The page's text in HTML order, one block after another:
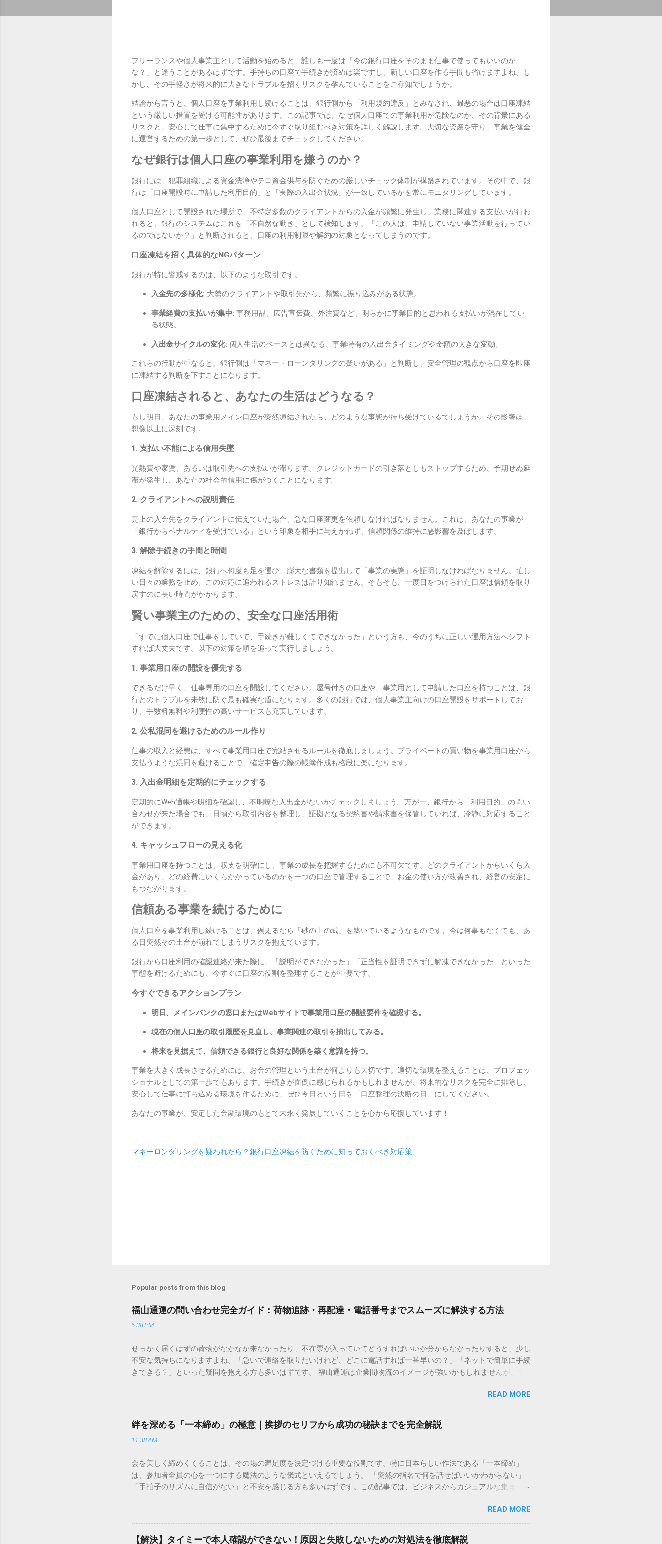
フリーランスや個人事業主として活動を始めると、誰しも一度は「今の銀行口座をそのまま仕事で使ってもいいのか
な？」と迷うことがあるはずです。手持ちの口座で手続きが済めば楽ですし、新しい口座を作る手間も省けますよね。し
かし、その手軽さが将来的に大きなトラブルを招くリスクを孕んでいることをご存知でしょうか。
結論から言うと、個人口座を事業利用し続けることは、銀行側から「利用規約違反」とみなされ、最悪の場合は口座凍結
という厳しい措置を受ける可能性があります。この記事では、なぜ個人口座での事業利用が危険なのか、その背景にある
リスクと、安心して仕事に集中するために今すぐ取り組むべき対策を詳しく解説します。大切な資産を守り、事業を健全
に運営するための第一歩として、ぜひ最後までチェックしてください。
なぜ銀行は個人口座の事業利用を嫌うのか？
銀行には、犯罪組織による資金洗浄やテロ資金供与を防ぐための厳しいチェック体制が構築されています。その中で、銀
行は「口座開設時に申請した利用目的」と「実際の入出金状況」が一致しているかを常にモニタリングしています。
個人口座として開設された場所で、不特定多数のクライアントからの入金が頻繁に発生し、業務に関連する支払いが行わ
れると、銀行のシステムはこれを「不自然な動き」として検知します。「この人は、申請していない事業活動を行ってい
るのではないか？」と判断されると、口座の利用制限や解約の対象となってしまうのです。
口座凍結を招く具体的なNGパターン
銀行が特に警戒するのは、以下のような取引です。
入金先の多様化: 大勢のクライアントや取引先から、頻繁に振り込みがある状態。
事業経費の支払いが集中: 事務用品、広告宣伝費、外注費など、明らかに事業目的と思われる支払いが混在してい
る状態。
入出金サイクルの変化: 個人生活のペースとは異なる、事業特有の入出金タイミングや金額の大きな変動。
これらの行動が重なると、銀行側は「マネー・ローンダリングの疑いがある」と判断し、安全管理の観点から口座を即座
に凍結する判断を下すことになります。
口座凍結されると、あなたの生活はどうなる？
もし明日、あなたの事業用メイン口座が突然凍結されたら、どのような事態が待ち受けているでしょうか。その影響は、
想像以上に深刻です。
1. 支払い不能による信用失墜
光熱費や家賃、あるいは取引先への支払いが滞ります。クレジットカードの引き落としもストップするため、予期せぬ延
滞が発生し、あなたの社会的信用に傷がつくことになります。
2. クライアントへの説明責任
売上の入金先をクライアントに伝えていた場合、急な口座変更を依頼しなければなりません。これは、あなたの事業が
「銀行からペナルティを受けている」という印象を相手に与えかねず、信頼関係の維持に悪影響を及ぼします。
3. 解除手続きの手間と時間
凍結を解除するには、銀行へ何度も足を運び、膨大な書類を提出して「事業の実態」を証明しなければなりません。忙し
い日々の業務を止め、この対応に追われるストレスは計り知れません。そもそも、一度目をつけられた口座は信頼を取り
戻すのに長い時間がかかります。
賢い事業主のための、安全な口座活用術
「すでに個人口座で仕事をしていて、手続きが難しくてできなかった」という方も、今のうちに正しい運用方法へシフト
すれば大丈夫です。以下の対策を順を追って実行しましょう。
1. 事業用口座の開設を優先する
できるだけ早く、仕事専用の口座を開設してください。屋号付きの口座や、事業用として申請した口座を持つことは、銀
行とのトラブルを未然に防ぐ最も確実な盾になります。多くの銀行では、個人事業主向けの口座開設をサポートしてお
り、手数料無料や利便性の高いサービスも充実しています。
2. 公私混同を避けるためのルール作り
仕事の収入と経費は、すべて事業用口座で完結させるルールを徹底しましょう。プライベートの買い物を事業用口座から
支払うような混同を避けることで、確定申告の際の帳簿作成も格段に楽になります。
3. 入出金明細を定期的にチェックする
定期的にWeb通帳や明細を確認し、不明瞭な入出金がないかチェックしましょう。万が一、銀行から「利用目的」の問い
合わせが来た場合でも、日頃から取引内容を整理し、証拠となる契約書や請求書を保管していれば、冷静に対応すること
ができます。
4. キャッシュフローの見える化
事業用口座を持つことは、収支を明確にし、事業の成長を把握するためにも不可欠です。どのクライアントからいくら入
金があり、どの経費にいくらかかっているのかを一つの口座で管理することで、お金の使い方が改善され、経営の安定に
もつながります。
信頼ある事業を続けるために
個人口座を事業利用し続けることは、例えるなら「砂の上の城」を築いているようなものです。今は何事もなくても、あ
る日突然その土台が崩れてしまうリスクを抱えています。
銀行から口座利用の確認連絡が来た際に、「説明ができなかった」「正当性を証明できずに解凍できなかった」といった
事態を避けるためにも、今すぐに口座の役割を整理することが重要です。
今すぐできるアクションプラン
明日、メインバンクの窓口またはWebサイトで事業用口座の開設要件を確認する。
現在の個人口座の取引履歴を見直し、事業関連の取引を抽出してみる。
将来を見据えて、信頼できる銀行と良好な関係を築く意識を持つ。
事業を大きく成長させるためには、お金の管理という土台が何よりも大切です。適切な環境を整えることは、プロフェッ
ショナルとしての第一歩でもあります。手続きが面倒に感じられるかもしれませんが、将来的なリスクを完全に排除し、
安心して仕事に打ち込める環境を作るために、ぜひ今日という日を「口座整理の決断の日」にしてください。
あなたの事業が、安定した金融環境のもとで末永く発展していくことを心から応援しています！
マネーロンダリングを疑われたら？銀行口座凍結を防ぐために知っておくべき対応策
Popular posts from this blog
福山通運の問い合わせ完全ガイド：荷物追跡・再配達・電話番号までスムーズに解決する方法
6:38 PM
せっかく届くはずの荷物がなかなか来なかったり、不在票が入っていてどうすればいいか分からなかったりすると、少し
不安な気持ちになりますよね。「急いで連絡を取りたいけれど、どこに電話すれば一番早いの？」「ネットで簡単に手続
きできる？」といった疑問を抱える方も多いはずです。 福山通運は企業間物流のイメージが強いかもしれませんが、個
は、荷物の追跡確認から営業所への電話連絡、再配達の依頼手順まで、初めての方でも迷わずに解決できる方法を詳しく
解説します。 福山通運のサービスの特徴と強み 福山通運は日本全国に広範なネットワークを持つ大手運送会社です。特
に重量物や大型の荷物、そして企業間の輸送において圧倒的な実績を誇ります。 個人で利用する場合、他の宅配業者と
少し異なる点として「営業所ごとの対応が非常にきめ細かい」という特徴があります。地域に密着した各拠点が配送をコ
ントロールしているため、現場の状況に合わせた柔軟な相談がしやすいのがメリットです。まずは、今抱えている悩みが
わせの電話をかける前に、まずは「お荷物配達状況照会」を確認するのが最も効率的です。現在の荷物がいったいどこに
あるのか、いつ届く予定なのかは、お手元の番号一つで判明します。 伝票番号（お問い合わせ番号）を準備する : 送り状
（伝票）の控えに記載されている、数字の並びを確認してください。これが荷物の識別番号になります。 確認できる内
テータス。 メリット : 24時間いつでも自分のペースで確認できるため、電話がつながるのを待つ必要がありません。 ス
マートフォンやパソコンでの操作 : 専用の入力フォームに番号を記載するだけで、リアルタイムの状況が表示されます。
もしステータスが「持戻（不在）」になっていれば、そのままスムーズに次の手続きへ移ることも可能です。 2. 電話で
READ MORE
絆を深める「一本締め」の極意｜挨拶のセリフから成功の秘訣までを完全解説
11:38 AM
会を美しく締めくくることは、その場の満足度を決定づける重要な役割です。特に日本らしい作法である「一本締め」
は、参加者全員の心を一つにする魔法のような儀式といえるでしょう。 「突然の指名で何を話せばいいかわからない」
「手拍子のリズムに自信がない」と不安を感じる方も多いはずです。この記事では、ビジネスからカジュアルな集まりま
解説します。 一本締めとは？その本質と効果 一本締めは、単に手を叩いて終わらせる作業ではありません。その時間、
その場所で共有した喜びや感謝を、全員の手拍子という形にして刻み込む伝統的な儀礼です。 一本締めがもたらすポジ
ティブな効果 一体感の創出 参加者全員が一斉に同じリズムを刻むことで、集団としての連帯感が生まれます。 心地よい
READ MORE
【解決】タイミーで本人確認ができない！原因と失敗しないための対処法を徹底解説